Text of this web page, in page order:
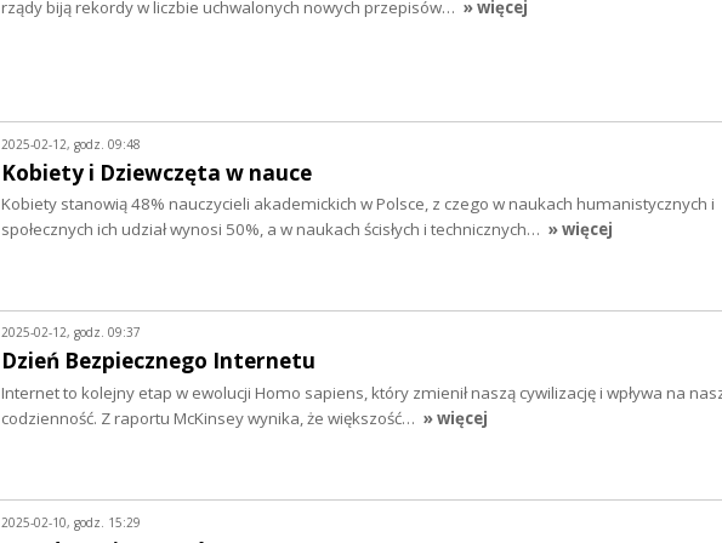
rządy biją rekordy w liczbie uchwalonych nowych przepisów… » więcej
2025-02-12, godz. 09:48
Kobiety i Dziewczęta w nauce
Kobiety stanowią 48% nauczycieli akademickich w Polsce, z czego w naukach humanistycznych i
społecznych ich udział wynosi 50%, a w naukach ścisłych i technicznych… » więcej
2025-02-12, godz. 09:37
Dzień Bezpiecznego Internetu
Internet to kolejny etap w ewolucji Homo sapiens, który zmienił naszą cywilizację i wpływa na
codzienność. Z raportu McKinsey wynika, że większość… » więcej
2025-02-10, godz. 15:29